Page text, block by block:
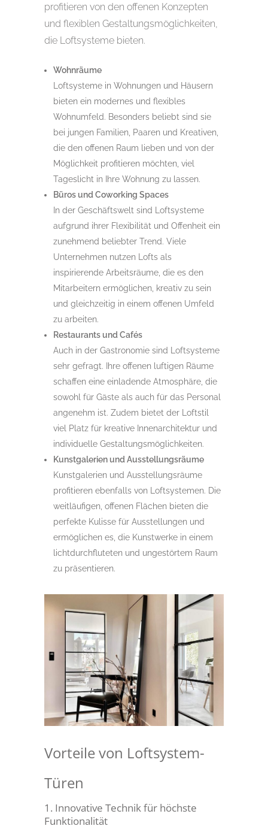
profitieren von den offenen Konzepten
und flexiblen Gestaltungsmöglichkeiten,
die Loftsysteme bieten.
Wohnräume
Loftsysteme in Wohnungen und Häusern
bieten ein modernes und flexibles
Wohnumfeld. Besonders beliebt sind sie
bei jungen Familien, Paaren und Kreativen,
die den offenen Raum lieben und von der
Möglichkeit profitieren möchten, viel
Tageslicht in Ihre Wohnung zu lassen.
Büros und Coworking Spaces
In der Geschäftswelt sind Loftsysteme
aufgrund ihrer Flexibilität und Offenheit ein
zunehmend beliebter Trend. Viele
Unternehmen nutzen Lofts als
inspirierende Arbeitsräume, die es den
Mitarbeitern ermöglichen, kreativ zu sein
und gleichzeitig in einem offenen Umfeld
zu arbeiten.
Restaurants und Cafés
Auch in der Gastronomie sind Loftsysteme
sehr gefragt. Ihre offenen luftigen Räume
schaffen eine einladende Atmosphäre, die
sowohl für Gäste als auch für das Personal
angenehm ist. Zudem bietet der Loftstil
viel Platz für kreative Innenarchitektur und
individuelle Gestaltungsmöglichkeiten.
Kunstgalerien und Ausstellungsräume
Kunstgalerien und Ausstellungsräume
profitieren ebenfalls von Loftsystemen. Die
weitläufigen, offenen Flächen bieten die
perfekte Kulisse für Ausstellungen und
ermöglichen es, die Kunstwerke in einem
lichtdurchfluteten und ungestörtem Raum
zu präsentieren.
Vorteile von Loftsystem-
Türen
1. Innovative Technik für höchste
Funktionalität